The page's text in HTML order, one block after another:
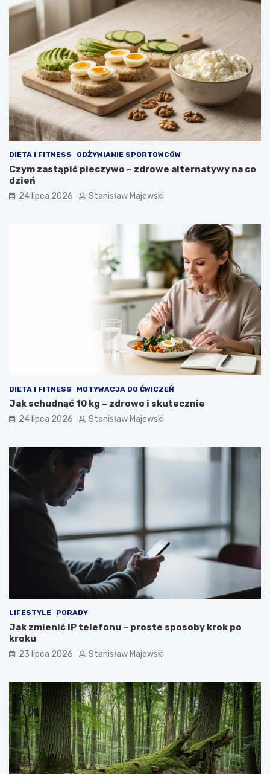
DIETA I FITNESS ODŻYWIANIE SPORTOWCÓW
Czym zastąpić pieczywo – zdrowe alternatywy na co
dzień
24 lipca 2026 Stanisław Majewski
DIETA I FITNESS MOTYWACJA DO ĆWICZEŃ
Jak schudnąć 10 kg – zdrowo i skutecznie
24 lipca 2026 Stanisław Majewski
LIFESTYLE PORADY
Jak zmienić IP telefonu – proste sposoby krok po
kroku
23 lipca 2026 Stanisław Majewski